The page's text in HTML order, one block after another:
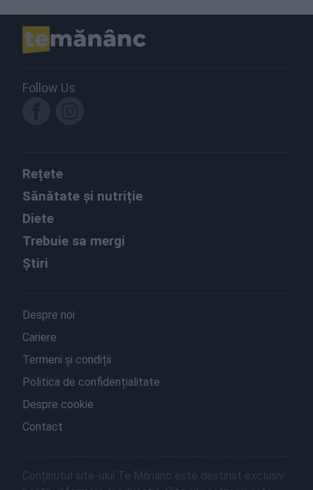
Follow Us
Rețete
Sănătate și nutriție
Diete
Trebuie sa mergi
Știri
Despre noi
Cariere
Termeni și condiții
Politica de confidențialitate
Despre cookie
Contact
Conținutul site-ului Te Mănânc este destinat exclusiv